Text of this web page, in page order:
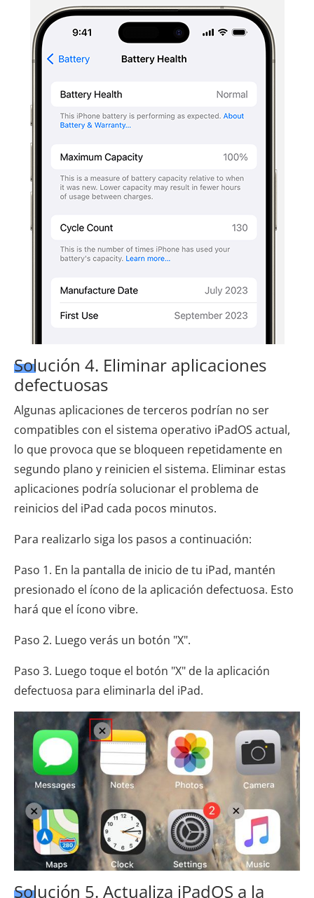
Solución 4. Eliminar aplicaciones
defectuosas
Algunas aplicaciones de terceros podrían no ser
compatibles con el sistema operativo iPadOS actual,
lo que provoca que se bloqueen repetidamente en
segundo plano y reinicien el sistema. Eliminar estas
aplicaciones podría solucionar el problema de
reinicios del iPad cada pocos minutos.
Para realizarlo siga los pasos a continuación:
Paso 1. En la pantalla de inicio de tu iPad, mantén
presionado el ícono de la aplicación defectuosa. Esto
hará que el ícono vibre.
Paso 2. Luego verás un botón "X".
Paso 3. Luego toque el botón "X" de la aplicación
defectuosa para eliminarla del iPad.
Solución 5. Actualiza iPadOS a la